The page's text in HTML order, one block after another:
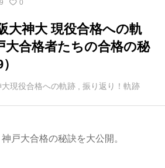
0
大神大 現役合格への軌
大合格者たちの合格の秘
大現役合格への軌跡 振り返り！軌跡
戸大合格の秘訣を大公開。